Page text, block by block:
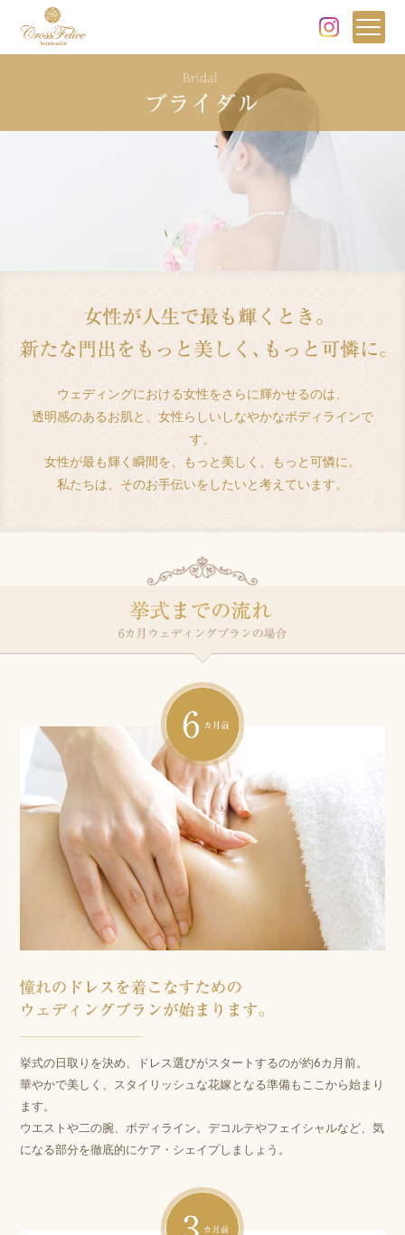
熊本市のエステサロ
ウェディングにおける女性をさらに輝かせるのは、
透明感のあるお肌と、女性らしいしなやかなボディラインで
す。
女性が最も輝く瞬間を、もっと美しく、もっと可憐に。
私たちは、そのお手伝いをしたいと考えています。
挙式の日取りを決め、ドレス選びがスタートするのが約6カ月前。
華やかで美しく、スタイリッシュな花嫁となる準備もここから始まり
ます。
ウエストや二の腕、ボディライン。デコルテやフェイシャルなど、気
になる部分を徹底的にケア・シェイプしましょう。